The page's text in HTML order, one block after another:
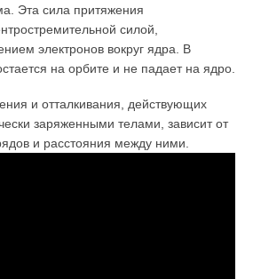
Эта сила притяжения
силой,
электронов вокруг ядра. В
на орбите и не падает на ядро.
и отталкивания, действующих
заряженными телами, зависит от
и расстояния между ними.